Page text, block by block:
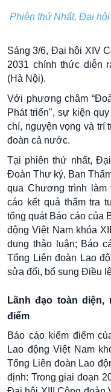
Phiên thứ Nhất, Đại
Sáng 3/6, Đại hội XIV
2031 chính thức diễn
(Hà Nội).
Với phương châm
Phát triển", sự kiện
chí, nguyện vọng và trí
đoàn cả nước.
Tại phiên thứ nhất,
Đoàn Thư ký, Ban
qua Chương trình
cáo kết quả thẩm tra
tổng quát Báo cáo của
động Việt Nam khóa
dung thảo luận; Báo
Tổng Liên đoàn Lao
sửa đổi, bổ sung Điều
Lãnh đạo toàn
điểm
Báo cáo kiểm điểm
Lao động Việt Nam
Tổng Liên đoàn Lao
định: Trong giai đoạn